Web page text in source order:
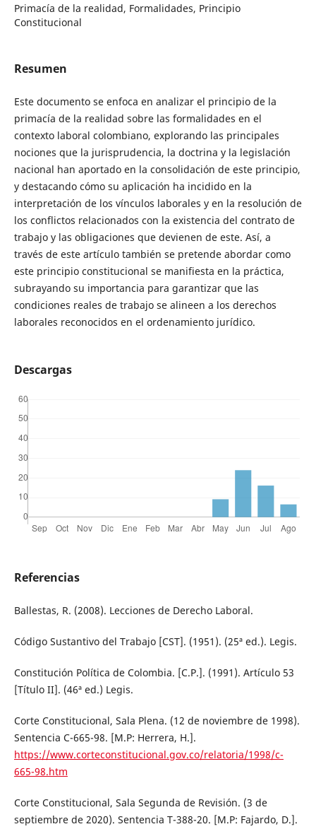
Primacía de la realidad, Formalidades, Principio
Constitucional
Resumen
Este documento se enfoca en analizar el principio de la
primacía de la realidad sobre las formalidades en el
contexto laboral colombiano, explorando las principales
nociones que la jurisprudencia, la doctrina y la legislación
nacional han aportado en la consolidación de este principio,
y destacando cómo su aplicación ha incidido en la
interpretación de los vínculos laborales y en la resolución de
los conflictos relacionados con la existencia del contrato de
trabajo y las obligaciones que devienen de este. Así, a
través de este artículo también se pretende abordar como
este principio constitucional se manifiesta en la práctica,
subrayando su importancia para garantizar que las
condiciones reales de trabajo se alineen a los derechos
laborales reconocidos en el ordenamiento jurídico.
Descargas
Referencias
Ballestas, R. (2008). Lecciones de Derecho Laboral.
Código Sustantivo del Trabajo [CST]. (1951). (25ª ed.). Legis.
Constitución Política de Colombia. [C.P.]. (1991). Artículo 53
[Título II]. (46ª ed.) Legis.
Corte Constitucional, Sala Plena. (12 de noviembre de 1998).
Sentencia C-665-98. [M.P: Herrera, H.].
https://www.corteconstitucional.gov.co/relatoria/1998/c-
665-98.htm
Corte Constitucional, Sala Segunda de Revisión. (3 de
septiembre de 2020). Sentencia T-388-20. [M.P: Fajardo, D.].